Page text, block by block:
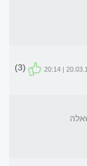
20.03.18 |
(3)